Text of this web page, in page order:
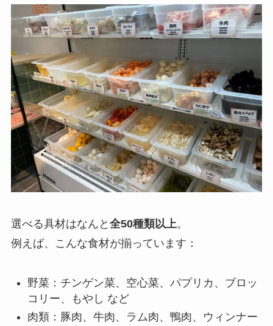
選べる具材はなんと 全50種類以上。
例えば、こんな食材が揃っています：
野菜：チンゲン菜、空心菜、パプリカ、ブロッ
コリー、もやし など
肉類：豚肉、牛肉、ラム肉、鴨肉、ウィンナー